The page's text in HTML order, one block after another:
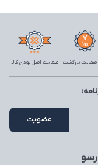
ضمانت اصل بودن کالا